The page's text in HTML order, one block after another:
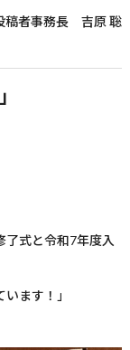
稿者事務長 吉原 聡
了式と令和7年度入
ます！」